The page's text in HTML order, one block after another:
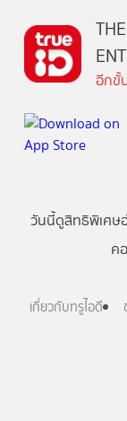
อีกขั้
วันนี้ดูสิทธิพิเศษ
ค
เกี่ยวกับทรูไอดี